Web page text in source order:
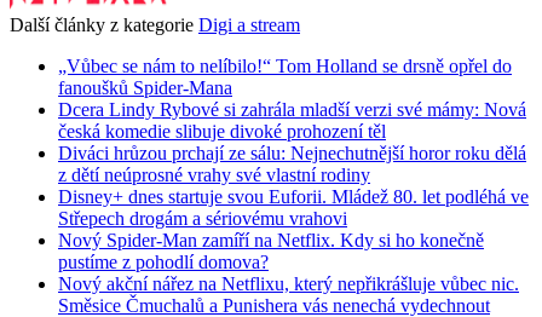
Další články z kategorie Digi a stream
„Vůbec se nám to nelíbilo!“ Tom Holland se drsně opřel do
fanoušků Spider-Mana
Dcera Lindy Rybové si zahrála mladší verzi své mámy: Nová
česká komedie slibuje divoké prohození těl
Diváci hrůzou prchají ze sálu: Nejnechutnější horor roku dělá
z dětí neúprosné vrahy své vlastní rodiny
Disney+ dnes startuje svou Euforii. Mládež 80. let podléhá ve
Střepech drogám a sériovému vrahovi
Nový Spider-Man zamíří na Netflix. Kdy si ho konečně
pustíme z pohodlí domova?
Nový akční nářez na Netflixu, který nepřikrášluje vůbec nic.
Směsice Čmuchalů a Punishera vás nenechá vydechnout